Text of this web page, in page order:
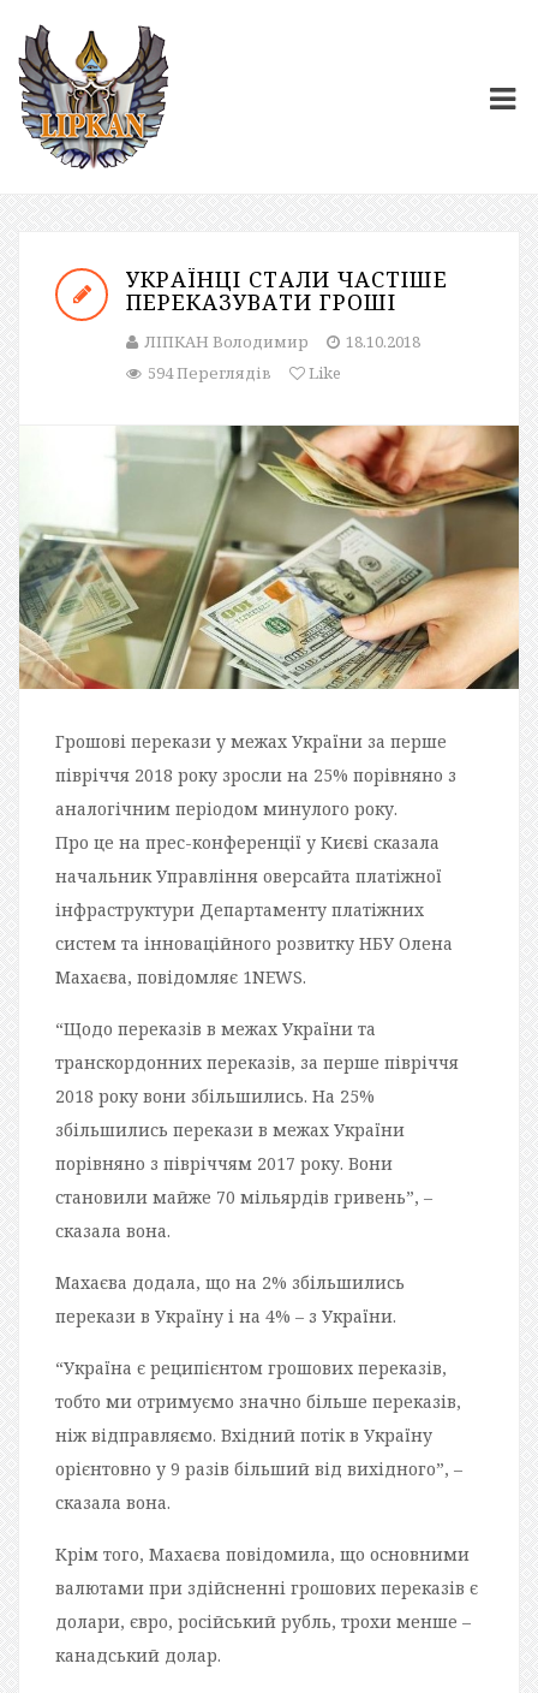
УКРАЇНЦІ СТАЛИ ЧАСТІШЕ
ПЕРЕКАЗУВАТИ ГРОШІ
ЛІПКАН Володимир
18.10.2018
594 Переглядів
Like
Грошові перекази у межах України за перше
півріччя 2018 року зросли на 25% порівняно з
аналогічним періодом минулого року.
Про це на прес-конференції у Києві сказала
начальник Управління оверсайта платіжної
інфраструктури Департаменту платіжних
систем та інноваційного розвитку НБУ Олена
Махаєва, повідомляє 1NEWS.
“Щодо переказів в межах України та
транскордонних переказів, за перше півріччя
2018 року вони збільшились. На 25%
збільшились перекази в межах України
порівняно з півріччям 2017 року. Вони
становили майже 70 мільярдів гривень”, –
сказала вона.
Махаєва додала, що на 2% збільшились
перекази в Україну і на 4% – з України.
“Україна є реципієнтом грошових переказів,
тобто ми отримуємо значно більше переказів,
ніж відправляємо. Вхідний потік в Україну
орієнтовно у 9 разів більший від вихідного”, –
сказала вона.
Крім того, Махаєва повідомила, що основними
валютами при здійсненні грошових переказів є
долари, євро, російський рубль, трохи менше –
канадський долар.